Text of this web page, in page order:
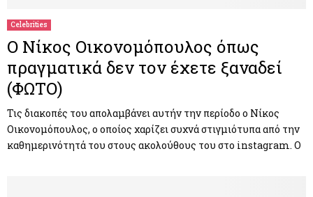
Celebrities
Ο Νίκος Οικονομόπουλος όπως
πραγματικά δεν τον έχετε ξαναδεί
(ΦΩΤΟ)
Τις διακοπές του απολαμβάνει αυτήν την περίοδο ο Νίκος
Οικονομόπουλος, ο οποίος χαρίζει συχνά στιγμιότυπα από την
καθημερινότητά του στους ακολούθους του στο instagram. Ο